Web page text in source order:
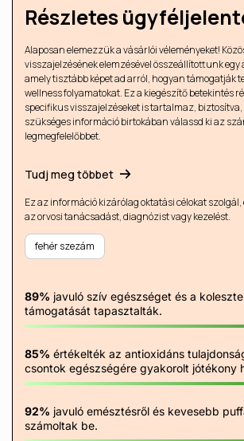
Részletes
Alaposan elemezzük a vásárlói véleményeket!
visszajelzésének elemzésével összeállítottunk egy
amely tisztább képet ad arról, hogyan támogatják
wellness folyamatokat. Ez a kiegészítő betekintés
specifikus visszajelzéseket is tartalmaz,
szükséges információ birtokában válassd ki az
legmegfelelőbbet.
Tudj meg többet
Ez az információ kizárólag oktatási célokat
az orvosi tanácsadást, diagnózist vagy kezelést.
fehér szezám
89% javuló szív egészséget és a
támogatását tapasztalták.
85% értékelték az antioxidáns
csontok egészségére gyakorolt ​​jótékony
92% javuló emésztésről és kevesebb
számoltak be.